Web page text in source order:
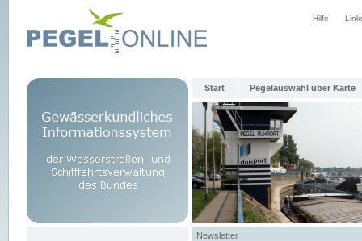
Hilfe
Start Pegelauswahl über Karte
Newsletter